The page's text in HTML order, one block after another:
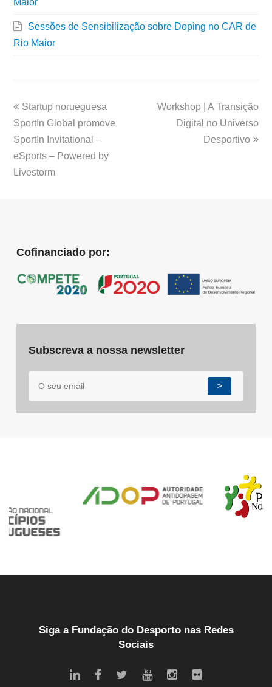
Maior
Sessões de Sensibilização sobre Doping no CAR de
Rio Maior
Workshop | A Transição
Digital no Universo
Desportivo
Startup norueguesa
SportIn Global promove
SportIn Invitational –
eSports – Powered by
Livestorm
Cofinanciado por:
Subscreva a nossa newsletter
>
Siga a Fundação do Desporto nas Redes
Sociais